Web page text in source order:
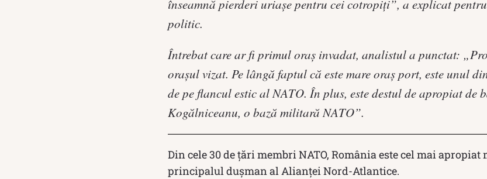
înseamnă pierderi uriașe pentru cei cotropiți”, a explicat
politic.
Întrebat care ar fi primul oraș invadat, analistul a punctat:
orașul vizat. Pe lângă faptul că este mare oraș port, este unul
de pe flancul estic al NATO. În plus, este destul de apropiat
Kogălniceanu, o bază militară NATO”.
Din cele 30 de țări membri NATO, România este cel mai apropiat
principalul dușman al Alianței Nord-Atlantice.